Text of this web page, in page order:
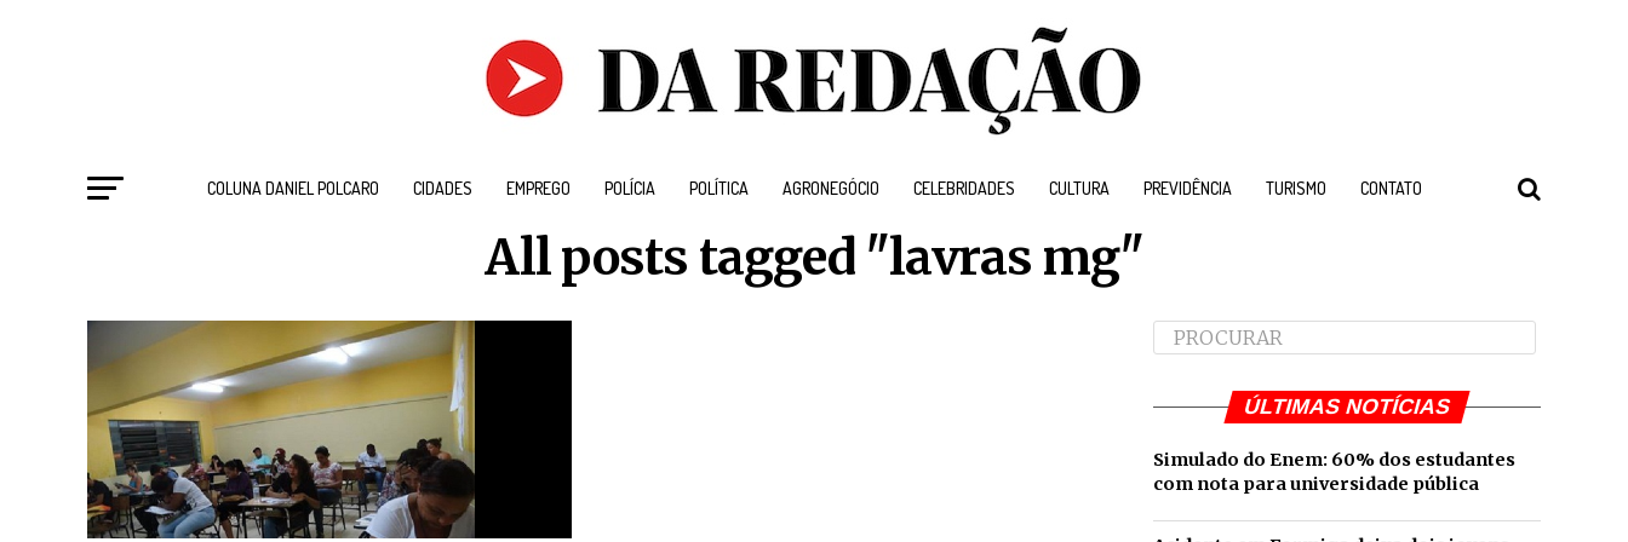
COLUNA DANIEL POLCARO CIDADES EMPREGO POLÍCIA POLÍTICA AGRONEGÓCIO CELEBRIDADES CULTURA PREVIDÊNCIA TURISMO CONTATO
All posts tagged "lavras mg"
ÚLTIMAS NOTÍCIAS
Simulado do Enem: 60% dos estudantes
com nota para universidade pública